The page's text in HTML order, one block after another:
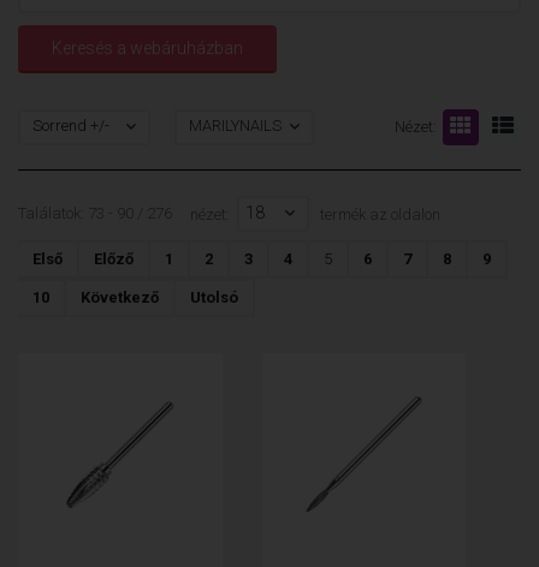
Nézet:
Sorrend +/- MARILYNAILS
Találatok: 73 - 90 / 276 nézet: 18 termék az oldalon
Első Előző 1 2 3 4 5 6 7 8 9
10 Következő Utolsó